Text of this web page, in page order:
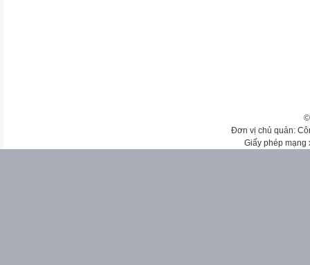
Đơn vị chủ quản:
Giấy phép mạng